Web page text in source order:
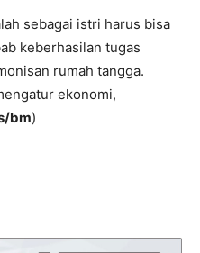
sebagai istri harus bisa
keberhasilan tugas
rumah tangga.
ekonomi,
bm)